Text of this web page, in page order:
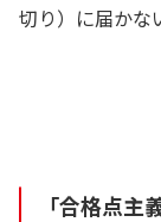
切り）に届かな
「合格点